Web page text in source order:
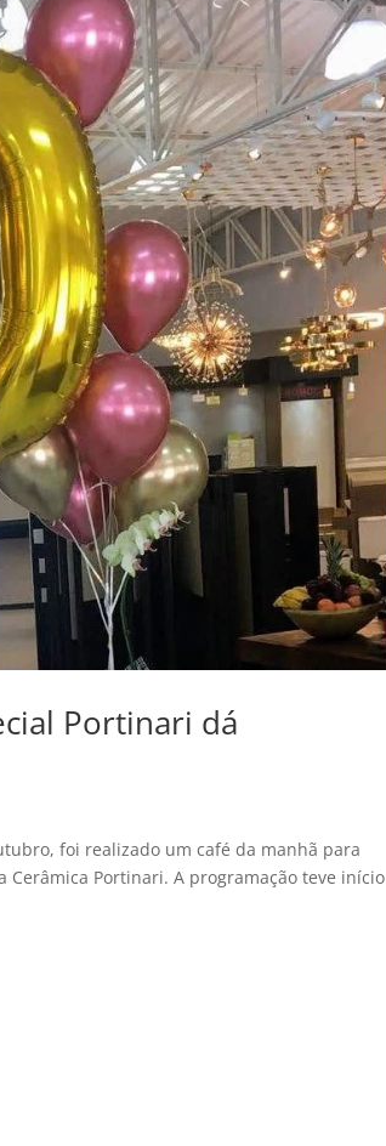
Portinari dá
foi realizado um café da manhã para
Portinari. A programação teve início